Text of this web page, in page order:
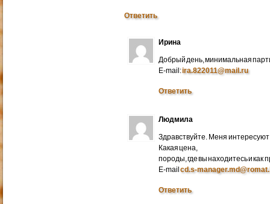
Ответить
Ирина
Добрый день, минимальная
E-mail:ira.822011@mail.ru
Ответить
Людмила
Здравствуйте. Меня
Какая цена,
породы, где вы находитесь и как
E-mailcd.s-
Ответить